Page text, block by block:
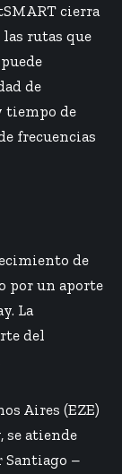
cierra
rutas que
de
tiempo de
frecuencias
de
por un aporte
La
del
Aires (EZE)
se atiende
Santiago –